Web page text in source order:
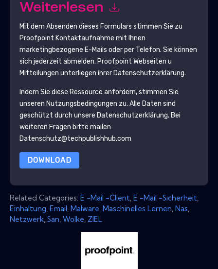
Weiterlesen
Mit dem Absenden dieses Formulars stimmen Sie zu
Proofpoint Kontaktaufnahme mit Ihnen
marketingbezogene E-Mails oder per Telefon. Sie können
sich jederzeit abmelden. Proofpoint Webseiten u
Mitteilungen unterliegen ihrer Datenschutzerklärung.
Indem Sie diese Ressource anfordern, stimmen Sie
unseren Nutzungsbedingungen zu. Alle Daten sind
geschützt durch unsere Datenschutzerklärung. Bei
weiteren Fragen bitte mailen
Datenschutz@techpublishhub.com
DOWNLOAD
Related Categories: E -Mail -Client E -Mail -Sicherheit
Einhaltung Email Malware Maschinelles Lernen Nas
Netzwerk San Wolke ZIEL